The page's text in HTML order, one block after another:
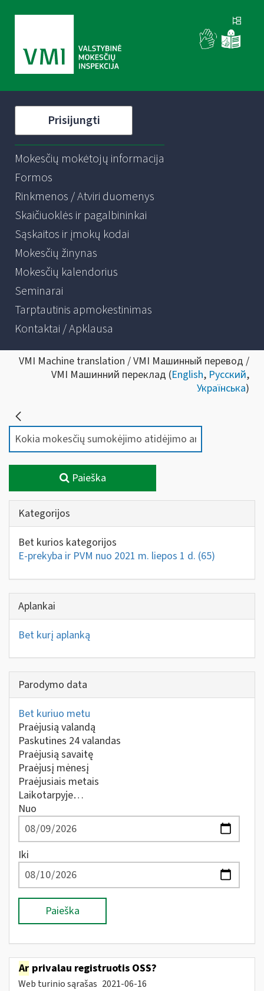
Prisijungti
Mokesčių mokėtojų informacija
Formos
Rinkmenos / Atviri duomenys
Skaičiuoklės ir pagalbininkai
Sąskaitos ir įmokų kodai
Mokesčių žinynas
Mokesčių kalendorius
Seminarai
Tarptautinis apmokestinimas
Kontaktai / Apklausa
VMI Machine translation / VMI Машинный перевод /
VMI Машинний переклад (English, Русский,
Українська)
Paieška
Kategorijos
Bet kurios kategorijos
E-prekyba ir PVM nuo 2021 m. liepos 1 d. (65)
Aplankai
Bet kurį aplanką
Parodymo data
Bet kuriuo metu
Praėjusią valandą
Paskutines 24 valandas
Praėjusią savaitę
Praėjusį mėnesį
Praėjusiais metais
Laikotarpyje…
Nuo
Iki
Paieška
Ar privalau registruotis OSS?
Web turinio sąrašas 2021-06-16